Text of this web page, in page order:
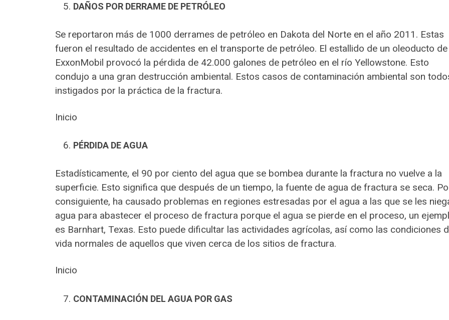
DAÑOS POR DERRAME DE PETRÓLEO
Se reportaron más de 1000 derrames de petróleo en Dakota del Norte en el año 2011. Estas
fueron el resultado de accidentes en el transporte de petróleo. El estallido de un oleoducto de
ExxonMobil provocó la pérdida de 42.000 galones de petróleo en el río Yellowstone. Esto
condujo a una gran destrucción ambiental. Estos casos de contaminación ambiental son
instigados por la práctica de la fractura.
Inicio
PÉRDIDA DE AGUA
Estadísticamente, el 90 por ciento del agua que se bombea durante la fractura no vuelve a la
superficie. Esto significa que después de un tiempo, la fuente de agua de fractura se seca.
consiguiente, ha causado problemas en regiones estresadas por el agua a las que se les
agua para abastecer el proceso de fractura porque el agua se pierde en el proceso, un
es Barnhart, Texas. Esto puede dificultar las actividades agrícolas, así como las condiciones
vida normales de aquellos que viven cerca de los sitios de fractura.
Inicio
CONTAMINACIÓN DEL AGUA POR GAS